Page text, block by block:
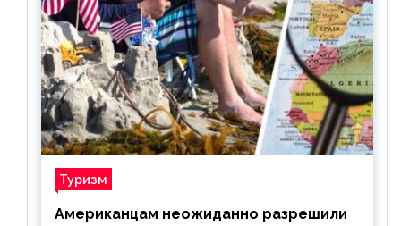
Туризм
Американцам неожиданно разрешили